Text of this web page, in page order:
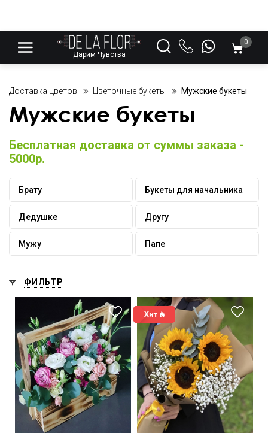
Дарим Чувства
0
Доставка цветов Цветочные букеты Мужские букеты
Мужские букеты
Бесплатная доставка от суммы заказа -
5000р.
Брату Букеты для начальника
Дедушке Другу
Мужу Папе
ФИЛЬТР
Эустома, кустовая роза,
зелень, оазис